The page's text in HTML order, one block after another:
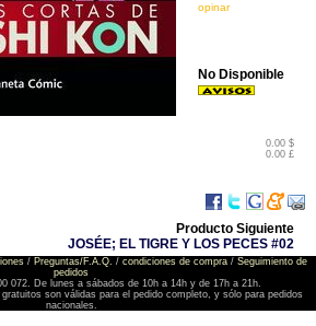
opinar
0.00 $
0.00 £
No Disponible
Producto Siguiente
JOSÉE; EL TIGRE Y LOS PECES #02
/ Preguntas/F.A.Q. / condiciones de compra/ Seguimiento de
pedidos
072. De lunes a sábados de 10h a 14h y de 17h a 21h.
son válidas para el pedido completo, y sólo para pedidos
nacionales.